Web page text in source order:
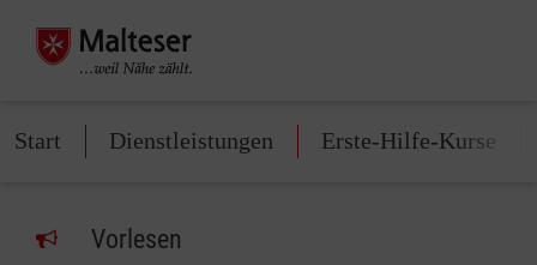
Start Dienstleistungen Erste-Hilfe-Kurse
Vorlesen